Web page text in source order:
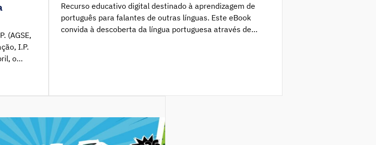
(AGSE,
I.P.
o
Recurso educativo digital destinado à aprendizagem de
português para falantes de outras línguas. Este eBook
convida à descoberta da língua portuguesa através de